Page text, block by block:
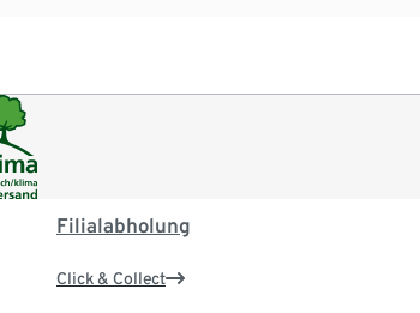
Filialabholung
Click & Collect